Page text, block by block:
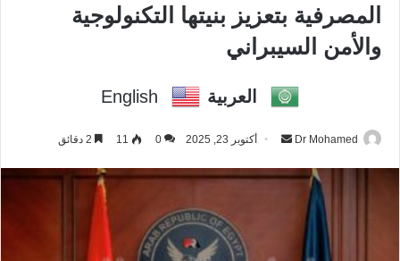
المصرفية بتعزيز بنيتها التكنولوجية
والأمن السيبراني
العربية English
Dr Mohamed
س
أكتوبر 23, 2025 0
11